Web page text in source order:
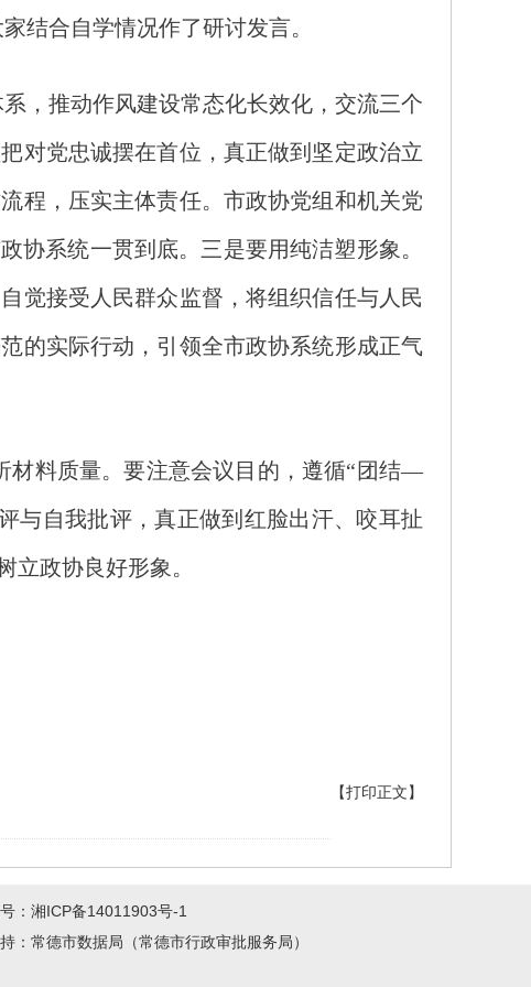
结合自学情况作了研讨发言。
，推动作风建设常态化长效化，交流三个
对党忠诚摆在首位，真正做到坚定政治立
程，压实主体责任。市政协党组和机关党
协系统一贯到底。三是要用纯洁塑形象。
觉接受人民群众监督，将组织信任与人民
的实际行动，引领全市政协系统形成正气
材料质量。要注意会议目的，遵循“团结—
与自我批评，真正做到红脸出汗、咬耳扯
政协良好形象。
【打印正文】
： 湘ICP备14011903号-1
常德市数据局（常德市行政审批服务局）